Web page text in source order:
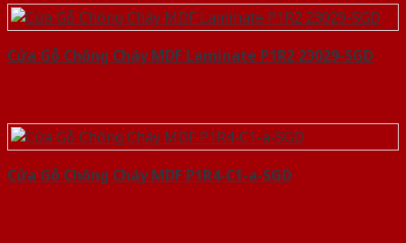
Cửa Gỗ Chống Cháy MDF Laminate P1R2 23029-SGD
Cửa Gỗ Chống Cháy MDF P1R4-C1-a-SGD